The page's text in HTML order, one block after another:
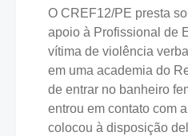
O CREF12/PE presta
apoio à Profissional de
vítima de violência
em uma academia do
de entrar no banheiro
entrou em contato com
colocou à disposição